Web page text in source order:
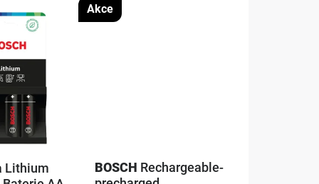
Lithium
BOSCH Rechargeable-
Akce